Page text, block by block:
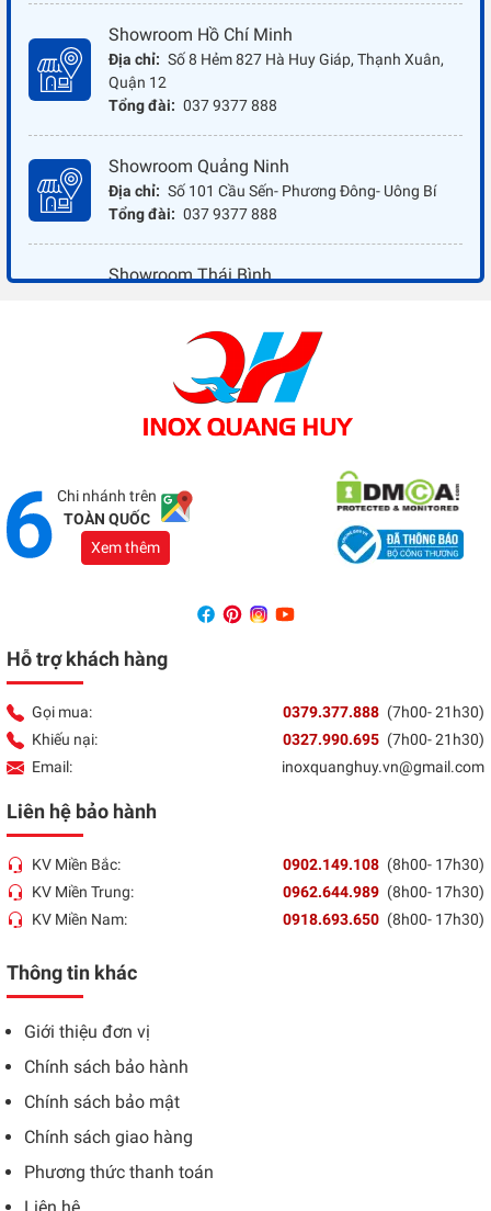
Showroom Hồ Chí Minh
Địa chỉ: Số 8 Hẻm 827 Hà Huy Giáp, Thạnh Xuân,
Quận 12
Tổng đài: 037 9377 888
Showroom Quảng Ninh
Địa chỉ: Số 101 Cầu Sến- Phương Đông- Uông Bí
Tổng đài: 037 9377 888
Showroom Thái Bình
037 9377 888
Showroom Đồng Nai
Địa chỉ: 1066 - QL 51 Tổ 3- Ấp Đồng- Phước Tân-
Chi nhánh trên
TOÀN QUỐC
Xem thêm
Hỗ trợ khách hàng
Gọi mua: 0379.377.888 (7h00- 21h30)
Khiếu nại:
0327.990.695 (7h00- 21h30)
Email:
inoxquanghuy.vn@gmail.com
Liên hệ bảo hành
KV Miền Bắc: 0902.149.108 (8h00- 17h30)
KV Miền Trung:
0962.644.989 (8h00- 17h30)
KV Miền Nam:
0918.693.650 (8h00- 17h30)
Thông tin khác
Giới thiệu đơn vị
Chính sách bảo hành
Chính sách bảo mật
Chính sách giao hàng
Phương thức thanh toán